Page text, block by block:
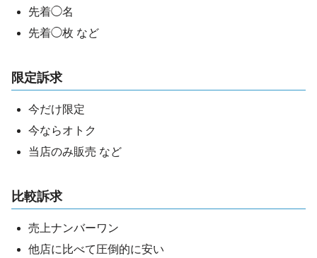
先着◯名
先着◯枚 など
限定訴求
今だけ限定
今ならオトク
当店のみ販売 など
比較訴求
売上ナンバーワン
他店に比べて圧倒的に安い